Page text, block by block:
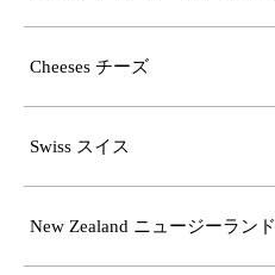
Cheeses チーズ
Swiss スイス
New Zealand ニュージーランド